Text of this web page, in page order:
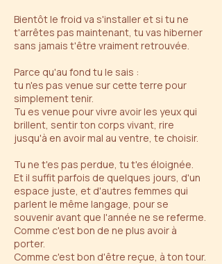
Bientôt le froid va s'installer et si tu ne
t'arrêtes pas maintenant, tu vas hiberner
sans jamais t'être vraiment retrouvée.
Parce qu'au fond tu le sais :
tu n'es pas venue sur cette terre pour
simplement tenir.
Tu es venue pour vivre avoir les yeux qui
brillent, sentir ton corps vivant, rire
jusqu'à en avoir mal au ventre, te choisir.
Tu ne t'es pas perdue, tu t'es éloignée.
Et il suffit parfois de quelques jours, d'un
espace juste, et d'autres femmes qui
parlent le même langage, pour se
souvenir avant que l'année ne se referme.
Comme c'est bon de ne plus avoir à
porter.
Comme c'est bon d'être reçue, à ton tour.